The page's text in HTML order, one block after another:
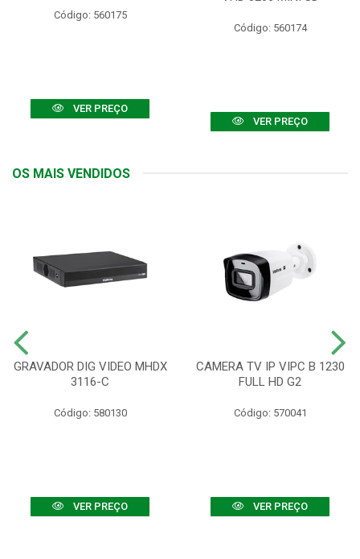
Código: 560175
VER PREÇO
Código: 560174
VER PREÇO
OS MAIS VENDIDOS
GRAVADOR DIG VIDEO MHDX
3116-C
Código: 580130
VER PREÇO
CAMERA TV IP VIPC B 1230
FULL HD G2
Código: 570041
VER PREÇO